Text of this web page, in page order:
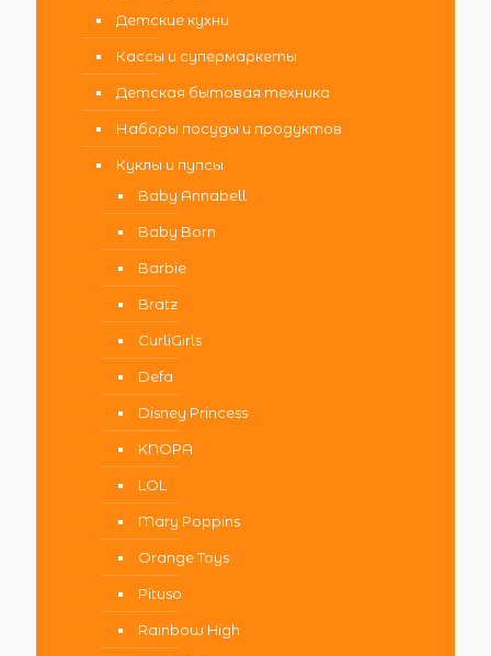
Детские кухни
Кассы и супермаркеты
Детская бытовая техника
Наборы посуды и продуктов
Куклы и пупсы
Baby Annabell
Baby Born
Barbie
Bratz
CurliGirls
Defa
Disney Princess
KNOPA
LOL
Mary Poppins
Orange Toys
Pituso
Rainbow High